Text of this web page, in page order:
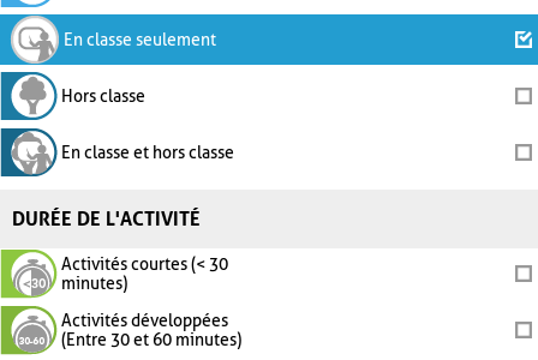
En classe seulement
Hors classe
En classe et hors classe
DURÉE DE L'ACTIVITÉ
Activités courtes (< 30
minutes)
Activités développées
(Entre 30 et 60 minutes)